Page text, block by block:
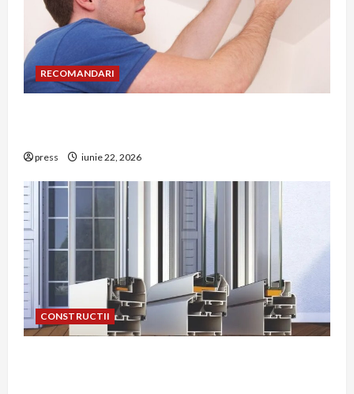
RECOMANDARI
press iunie 22, 2026
CONSTRUCTII